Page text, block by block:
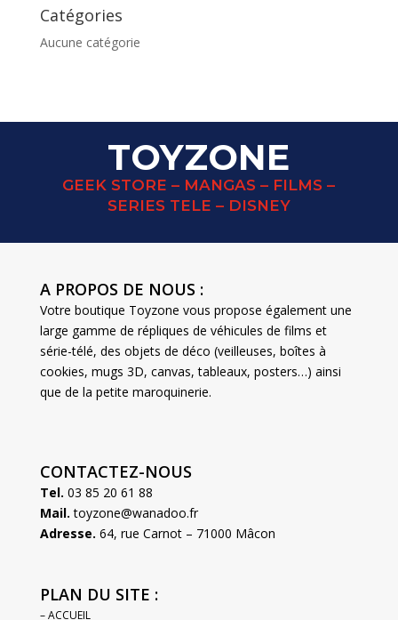
Catégories
Aucune catégorie
TOYZONE
GEEK STORE – MANGAS – FILMS –
SERIES TELE – DISNEY
A PROPOS DE NOUS :
Votre boutique Toyzone vous propose également une
large gamme de répliques de véhicules de films et
série-télé, des objets de déco (veilleuses, boîtes à
cookies, mugs 3D, canvas, tableaux, posters…) ainsi
que de la petite maroquinerie.
CONTACTEZ-NOUS
Tel. 03 85 20 61 88
Mail. toyzone@wanadoo.fr
Adresse. 64, rue Carnot – 71000 Mâcon
PLAN DU SITE :
– ACCUEIL